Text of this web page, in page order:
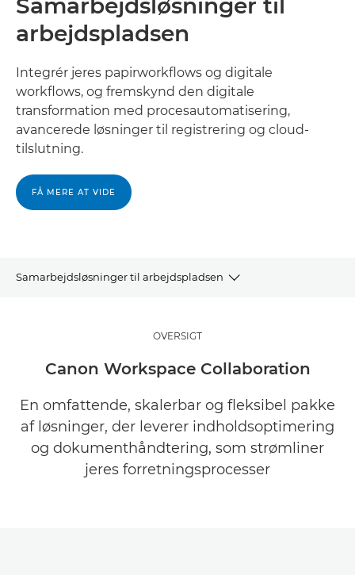
Samarbejdsløsninger til
arbejdspladsen
Integrér jeres papirworkflows og digitale
workflows, og fremskynd den digitale
transformation med procesautomatisering,
avancerede løsninger til registrering og cloud-
tilslutning.
FÅ MERE AT VIDE
Samarbejdsløsninger til arbejdspladsen
RELATERET SOFTWARE
OVERSIGT
Canon Workspace Collaboration
En omfattende, skalerbar og fleksibel pakke
af løsninger, der leverer indholdsoptimering
og dokumenthåndtering, som strømliner
jeres forretningsprocesser